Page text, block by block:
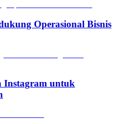
Operasional Bisnis
Instagram untuk